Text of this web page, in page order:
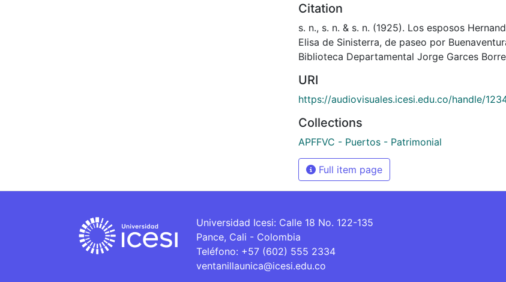
Citation
s. n., s. n. & s. n. (1925). Los esposos
Elisa de Sinisterra, de paseo por
Biblioteca Departamental Jorge Garces
URI
https://audiovisuales.icesi.edu.co/handle/
Collections
APFFVC - Puertos - Patrimonial
Full item page
Universidad Icesi: Calle 18 No. 122-135
Pance, Cali - Colombia
Teléfono: +57 (602) 555 2334
ventanillaunica@icesi.edu.co